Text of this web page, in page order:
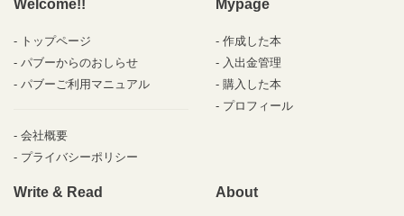
Welcome!!
トップページ
パブーからのおしらせ
パブーご利用マニュアル
会社概要
プライバシーポリシー
Mypage
作成した本
入出金管理
購入した本
プロフィール
Write & Read About